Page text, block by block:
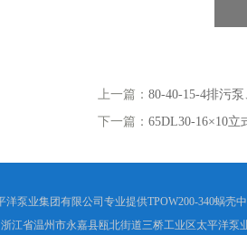
上一篇： 80-40-15-4排污
下一篇： 65DL30-16×10立
洋泵业集团有限公司专业提供TPOW200-340蜗
江省温州市永嘉县瓯北街道三桥工业区太平洋泵